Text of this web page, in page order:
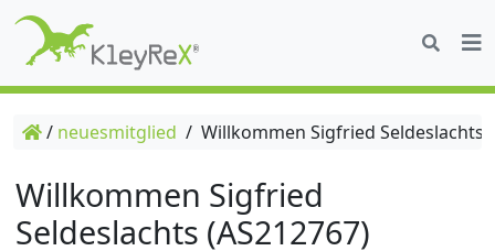
/ neuesmitglied / Willkommen Sigfried Seldeslachts
Willkommen Sigfried
Seldeslachts (AS212767)